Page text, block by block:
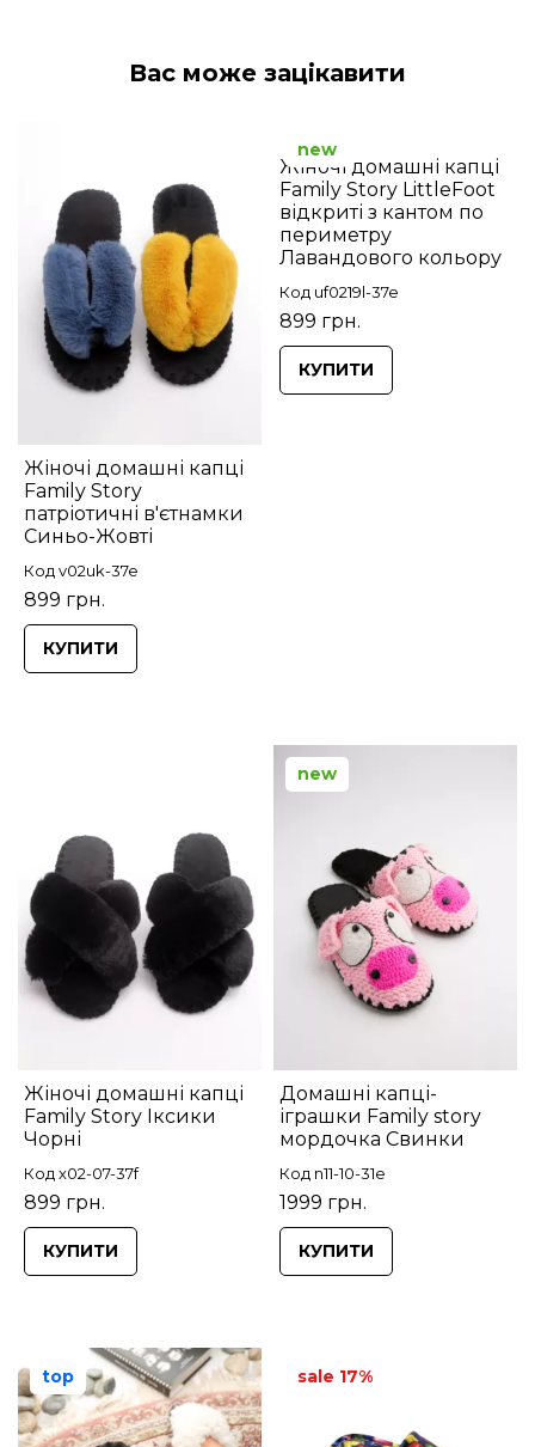
Вас може зацікавити
Жіночі домашні капці
Family Story
патріотичні в'єтнамки
Синьо-Жовті
Код v02uk-37e
899 грн.
КУПИТИ
Жіночі домашні капці
Family Story LittleFoot
відкриті з кантом по
периметру
Лавандового кольору
Код uf0219l-37e
899 грн.
new
КУПИТИ
Жіночі домашні капці
Family Story Іксики
Чорні
Код x02-07-37f
899 грн.
КУПИТИ
Домашні капці-
іграшки Family story
мордочка Свинки
Код n11-10-31e
1999 грн.
new
КУПИТИ
top sale 17%